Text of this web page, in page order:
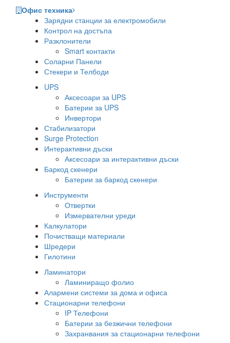
Офис техника
Зарядни станции за електромобили
Контрол на достъпа
Разклонители
Smart контакти
Соларни Панели
Стекери и Телбоди
UPS
Аксесоари за UPS
Батерии за UPS
Инвертори
Стабилизатори
Surge Protection
Интерактивни дъски
Аксесоари за интерактивни дъски
Баркод скенери
Батерии за баркод скенери
Инструменти
Отвертки
Измервателни уреди
Калкулатори
Почистващи материали
Шредери
Гилотини
Ламинатори
Ламиниращо фолио
Алармени системи за дома и офиса
Стационарни телефони
IP Телефони
Батерии за безжични телефони
Захранвания за стационарни телефони